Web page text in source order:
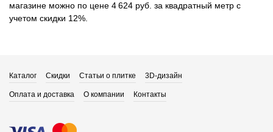
магазине можно по цене 4 624 руб. за квадратный метр с
учетом скидки 12%.
Каталог Скидки Статьи о плитке 3D-дизайн
Оплата и доставка О компании Контакты